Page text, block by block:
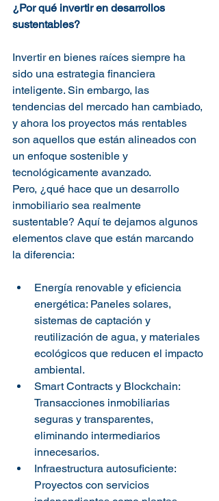
¿Por qué invertir en desarrollos
sustentables?
Invertir en bienes raíces siempre ha
sido una estrategia financiera
inteligente. Sin embargo, las
tendencias del mercado han cambiado,
y ahora los proyectos más rentables
son aquellos que están alineados con
un enfoque sostenible y
tecnológicamente avanzado.
Pero, ¿qué hace que un desarrollo
inmobiliario sea realmente
sustentable? Aquí te dejamos algunos
elementos clave que están marcando
la diferencia:
Energía renovable y eficiencia
energética: Paneles solares,
sistemas de captación y
reutilización de agua, y materiales
ecológicos que reducen el impacto
ambiental.
Smart Contracts y Blockchain:
Transacciones inmobiliarias
seguras y transparentes,
eliminando intermediarios
innecesarios.
Infraestructura autosuficiente:
Proyectos con servicios